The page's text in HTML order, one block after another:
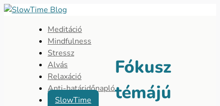
Meditáció
Mindfulness
Stressz
Alvás
Relaxáció
Anti-határidőnapló
SlowTime
Fókusz
témájú